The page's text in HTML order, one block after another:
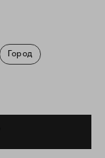
Город